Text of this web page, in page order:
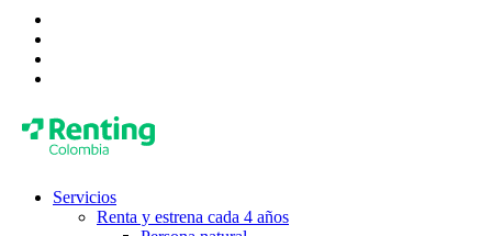
Servicios
Renta y estrena cada 4 años